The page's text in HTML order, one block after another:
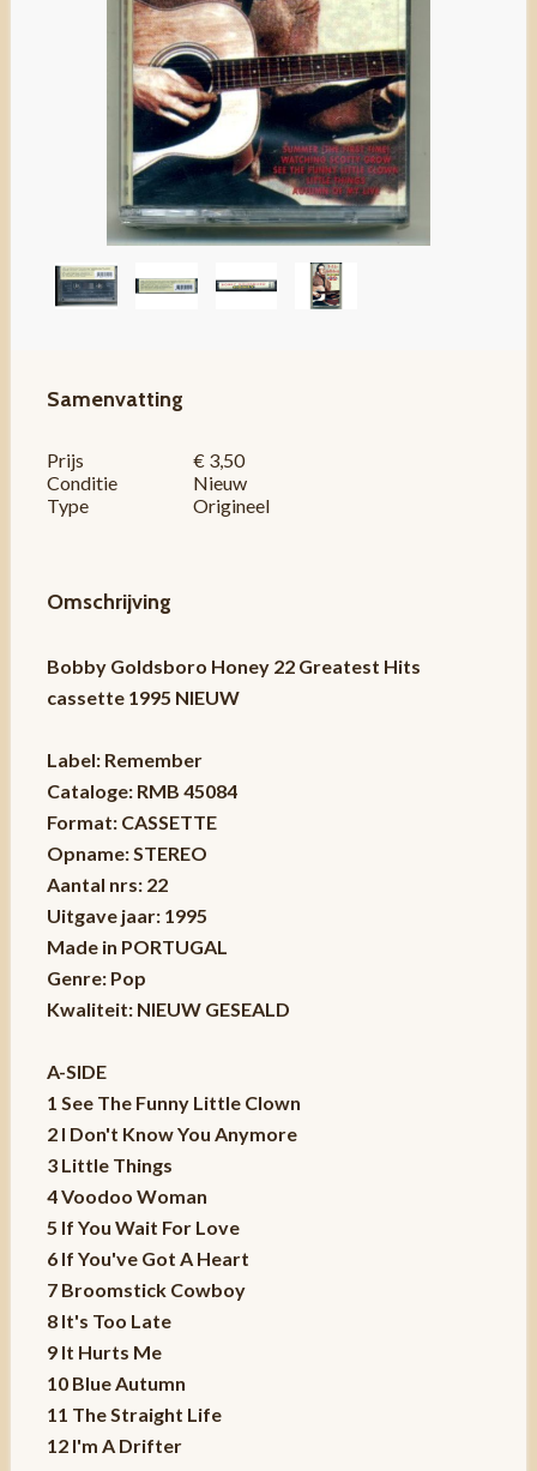
Samenvatting
Prijs
€ 3,50
Conditie
Nieuw
Type
Origineel
Omschrijving
Bobby Goldsboro Honey 22 Greatest Hits
cassette 1995 NIEUW
Label: Remember
Cataloge: RMB 45084
Format: CASSETTE
Opname: STEREO
Aantal nrs: 22
Uitgave jaar: 1995
Made in PORTUGAL
Genre: Pop
Kwaliteit: NIEUW GESEALD
A-SIDE
1 See The Funny Little Clown
2 I Don't Know You Anymore
3 Little Things
4 Voodoo Woman
5 If You Wait For Love
6 If You've Got A Heart
7 Broomstick Cowboy
8 It's Too Late
9 It Hurts Me
10 Blue Autumn
11 The Straight Life
12 I'm A Drifter